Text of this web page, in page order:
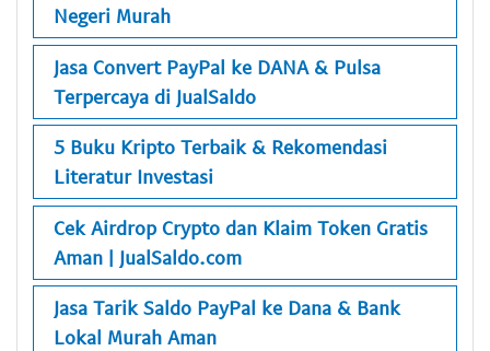
Negeri Murah
Jasa Convert PayPal ke DANA & Pulsa
Terpercaya di JualSaldo
5 Buku Kripto Terbaik & Rekomendasi
Literatur Investasi
Cek Airdrop Crypto dan Klaim Token Gratis
Aman | JualSaldo.com
Jasa Tarik Saldo PayPal ke Dana & Bank
Lokal Murah Aman